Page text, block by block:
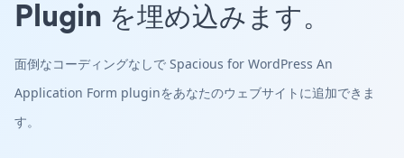
Plugin を埋め込みます。
面倒なコーディングなしで Spacious for WordPress An
Application Form pluginをあなたのウェブサイトに追加できま
す。